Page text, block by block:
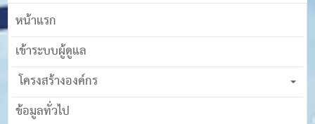
หน้าแรก
เข้าระบบผู้ดูแล
โครงสร้างองค์กร
ข้อมูลทั่วไป